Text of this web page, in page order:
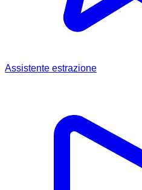
Assistente estrazione